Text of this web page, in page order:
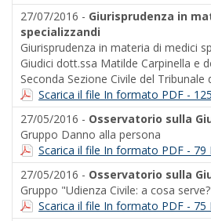
27/07/2016 - Giurisprudenza in
specializzandi
Giurisprudenza in materia di medici
Giudici dott.ssa Matilde Carpinella e
Seconda Sezione Civile del Tribunale
Scarica il file In formato PDF -
27/05/2016 - Osservatorio sulla
Gruppo Danno alla persona
Scarica il file In formato PDF - 79
27/05/2016 - Osservatorio sulla
Gruppo "Udienza Civile: a cosa
Scarica il file In formato PDF - 75